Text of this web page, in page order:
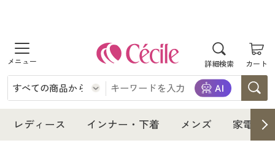
詳細検索 カート
商品を探す
レディース
インナー・下着
レディース インナー・下着 メンズ 家電・